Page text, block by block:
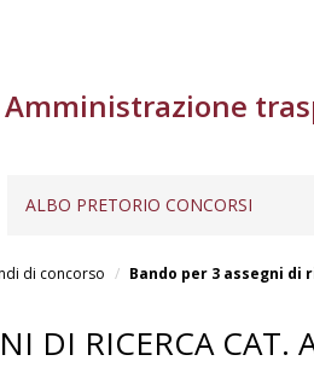
Amministrazione
ALBO PRETORIO CONCORSI
di concorso Bando per 3 assegni di
DI RICERCA